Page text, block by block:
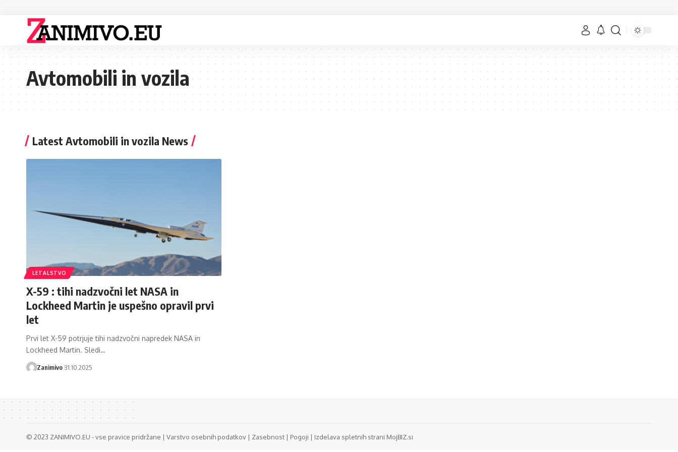
Avtomobili in vozila
Latest Avtomobili in vozila News
LETALSTVO
X-59 : tihi nadzvočni let NASA in
Lockheed Martin je uspešno opravil prvi
let
Prvi let X-59 potrjuje tihi nadzvočni napredek NASA in
Lockheed Martin. Sledi…
Zanimivo 31.10.2025
© 2023 ZANIMIVO.EU - vse pravice pridržane | Varstvo osebnih podatkov | Zasebnost | Pogoji | Izdelava spletnih strani MojBIZ.si